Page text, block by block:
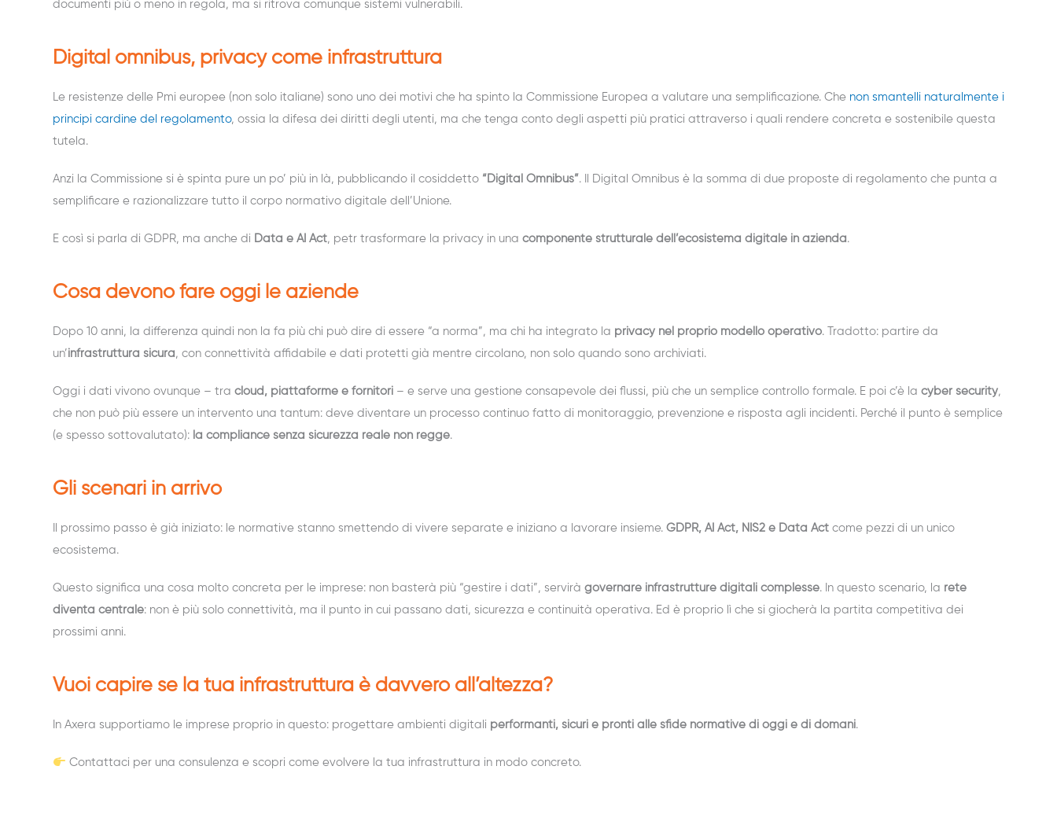
documenti più o meno in regola, ma si ritrova comunque sistemi vulnerabili.
Digital omnibus, privacy come infrastruttura
Le resistenze delle Pmi europee (non solo italiane) sono uno dei motivi che ha spinto la Commissione Europea a valutare una semplificazione. Che non smantelli naturalmente i
principi cardine del regolamento, ossia la difesa dei diritti degli utenti, ma che tenga conto degli aspetti più pratici attraverso i quali rendere concreta e sostenibile questa
tutela.
Anzi la Commissione si è spinta pure un po’ più in là, pubblicando il cosiddetto “Digital Omnibus”. Il Digital Omnibus è la somma di due proposte di regolamento che punta a
semplificare e razionalizzare tutto il corpo normativo digitale dell’Unione.
E così si parla di GDPR, ma anche di Data e AI Act, petr trasformare la privacy in una componente strutturale dell’ecosistema digitale in azienda.
Cosa devono fare oggi le aziende
Dopo 10 anni, la differenza quindi non la fa più chi può dire di essere “a norma”, ma chi ha integrato la privacy nel proprio modello operativo. Tradotto: partire da
un’infrastruttura sicura, con connettività affidabile e dati protetti già mentre circolano, non solo quando sono archiviati.
Oggi i dati vivono ovunque – tra cloud, piattaforme e fornitori – e serve una gestione consapevole dei flussi, più che un semplice controllo formale. E poi c’è la cyber security,
che non può più essere un intervento una tantum: deve diventare un processo continuo fatto di monitoraggio, prevenzione e risposta agli incidenti. Perché il punto è semplice
(e spesso sottovalutato): la compliance senza sicurezza reale non regge.
Gli scenari in arrivo
Il prossimo passo è già iniziato: le normative stanno smettendo di vivere separate e iniziano a lavorare insieme. GDPR, AI Act, NIS2 e Data Act come pezzi di un unico
ecosistema.
Questo significa una cosa molto concreta per le imprese: non basterà più “gestire i dati”, servirà governare infrastrutture digitali complesse. In questo scenario, la rete
diventa centrale: non è più solo connettività, ma il punto in cui passano dati, sicurezza e continuità operativa. Ed è proprio lì che si giocherà la partita competitiva dei
prossimi anni.
Vuoi capire se la tua infrastruttura è davvero all’altezza?
In Axera supportiamo le imprese proprio in questo: progettare ambienti digitali performanti, sicuri e pronti alle sfide normative di oggi e di domani.
Contattaci per una consulenza e scopri come evolvere la tua infrastruttura in modo concreto.